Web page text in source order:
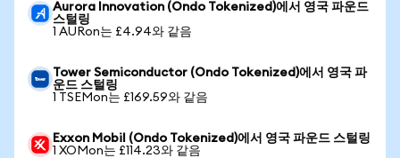
Aurora Innovation (Ondo Tokenized)에서 영국 파운드
스털링
1 AURon는 £4.94와 같음
Tower Semiconductor (Ondo Tokenized)에서 영국 파
운드 스털링
1 TSEMon는 £169.59와 같음
Exxon Mobil (Ondo Tokenized)에서 영국 파운드 스털링
1 XOMon는 £114.23와 같음